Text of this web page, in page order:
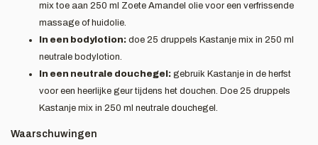
mix toe aan 250 ml Zoete Amandel olie voor een verfrissende
massage of huidolie.
In een bodylotion: doe 25 druppels Kastanje mix in 250 ml
neutrale bodylotion.
In een neutrale douchegel: gebruik Kastanje in de herfst
voor een heerlijke geur tijdens het douchen. Doe 25 druppels
Kastanje mix in 250 ml neutrale douchegel.
Waarschuwingen